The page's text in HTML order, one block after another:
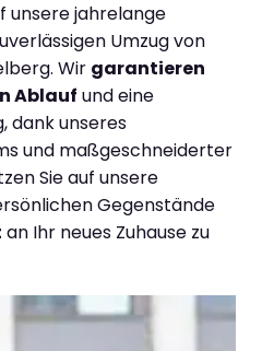
unsere jahrelange
Umzug von
Wir garantieren
Ablauf und eine
dank unseres
und maßgeschneiderter
Sie auf unsere
Gegenstände
an Ihr neues Zuhause zu